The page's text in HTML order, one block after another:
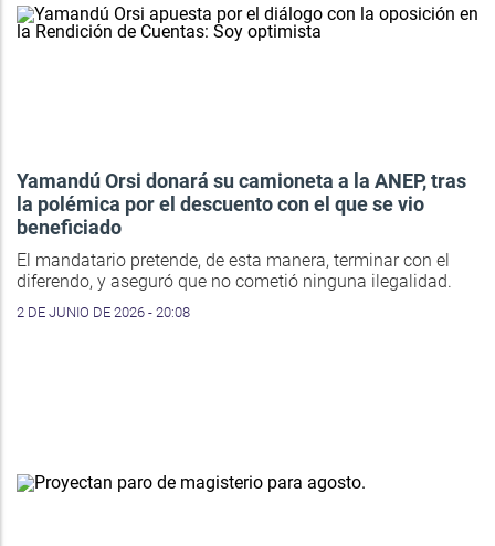
Yamandú Orsi donará su camioneta a la ANEP, tras
la polémica por el descuento con el que se vio
beneficiado
El mandatario pretende, de esta manera, terminar con el
diferendo, y aseguró que no cometió ninguna ilegalidad.
2 DE JUNIO DE 2026 - 20:08